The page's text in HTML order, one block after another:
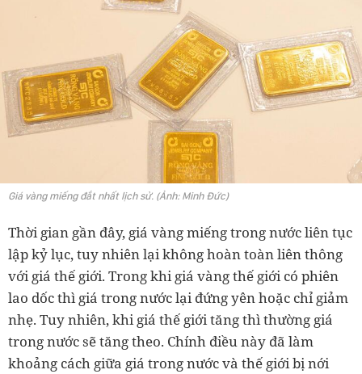
Giá vàng miếng đắt nhất lịch sử. (Ảnh: Minh Đức)
Thời gian gần đây, giá vàng miếng trong nước liên tục
lập kỷ lục, tuy nhiên lại không hoàn toàn liên thông
với giá thế giới. Trong khi giá vàng thế giới có phiên
lao dốc thì giá trong nước lại đứng yên hoặc chỉ giảm
nhẹ. Tuy nhiên, khi giá thế giới tăng thì thường giá
trong nước sẽ tăng theo. Chính điều này đã làm
khoảng cách giữa giá trong nước và thế giới bị nới